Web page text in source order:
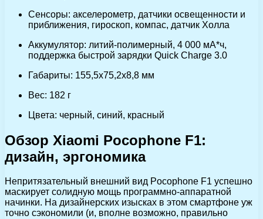
Сенсоры: акселерометр, датчики освещенности и
приближения, гироскоп, компас, датчик Холла
Аккумулятор: литий-полимерный, 4 000 мА*ч,
поддержка быстрой зарядки Quick Charge 3.0
Габариты: 155,5х75,2х8,8 мм
Вес: 182 г
Цвета: черный, синий, красный
Обзор Xiaomi Pocophone F1:
дизайн, эргономика
Непритязательный внешний вид Pocophone F1 успешно
маскирует солидную мощь программно-аппаратной
начинки. На дизайнерских изысках в этом смартфоне уж
точно сэкономили (и, вполне возможно, правильно